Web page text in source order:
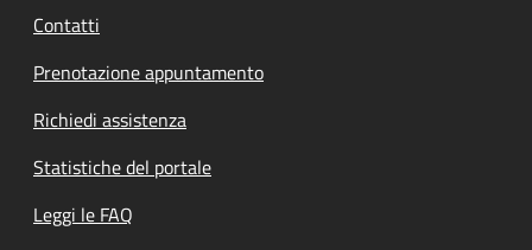
Contatti
Prenotazione appuntamento
Richiedi assistenza
Statistiche del portale
Leggi le FAQ